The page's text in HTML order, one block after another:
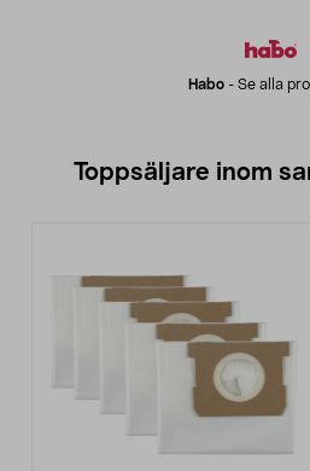
Habo- Se alla
Toppsäljare inom